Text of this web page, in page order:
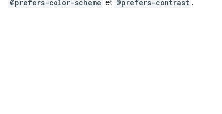
@prefers-color-scheme et @prefers-contrast .